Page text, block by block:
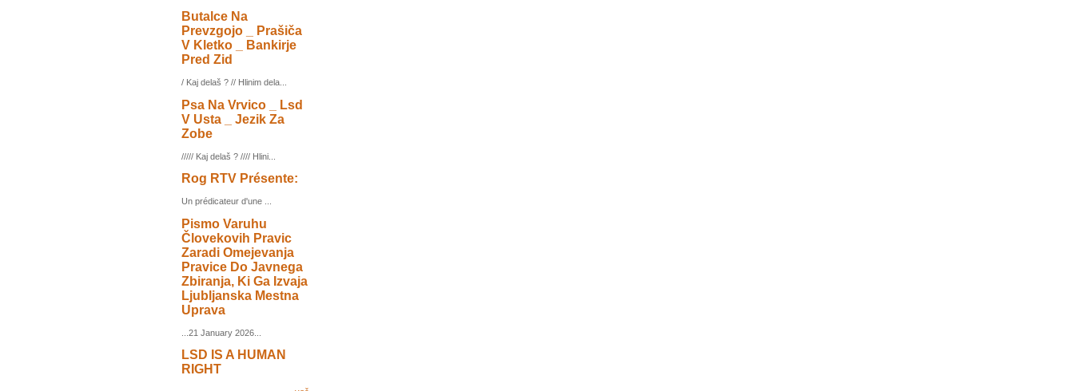
Butalce Na
Prevzgojo _ Prašiča
V Kletko _ Bankirje
Pred Zid
/ Kaj delaš ? // Hlinim dela...
Psa Na Vrvico _ Lsd
V Usta _ Jezik Za
Zobe
///// Kaj delaš ? //// Hlini...
Rog RTV Présente:
Un prédicateur d'une ...
Pismo Varuhu
Človekovih Pravic
Zaradi Omejevanja
Pravice Do Javnega
Zbiranja, Ki Ga Izvaja
Ljubljanska Mestna
Uprava
...21 January 2026...
LSD IS A HUMAN
RIGHT